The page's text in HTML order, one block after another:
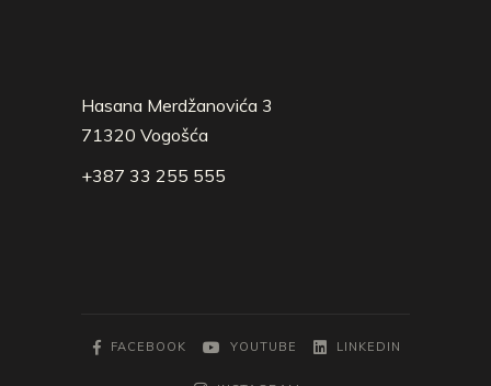
Hasana Merdžanovića 3
71320 Vogošća
+387 33 255 555
FACEBOOK YOUTUBE LINKEDIN